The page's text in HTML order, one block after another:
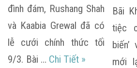
đình đám, Rushang Shah
và Kaabia Grewal đã có
lễ cưới chính thức tối
9/3. Bài … Chi Tiết Tiệc cưới
»
Bãi
tiệc
mới